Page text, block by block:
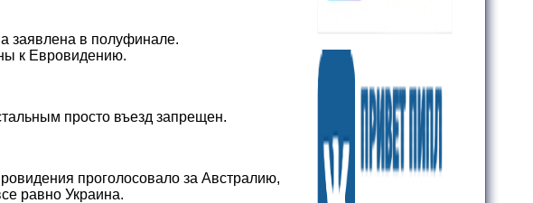
заявлена в полуфинале.
к Евровидению.
просто въезд запрещен.
проголосовало за Австралию,
равно Украина.